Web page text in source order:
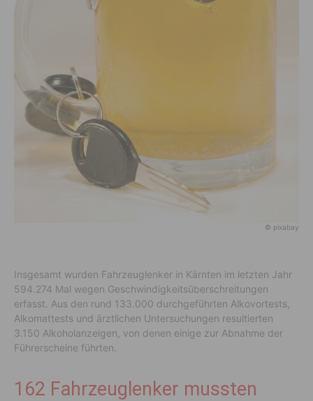
© pixabay
Insgesamt wurden Fahrzeuglenker in Kärnten im letzten Jahr
594.274 Mal wegen Geschwindigkeitsüberschreitungen
erfasst. Aus den rund 133.000 durchgeführten Alkovortests,
Alkomattests und ärztlichen Untersuchungen resultierten
3.150 Alkoholanzeigen, von denen einige zur Abnahme der
Führerscheine führten.
162 Fahrzeuglenker mussten